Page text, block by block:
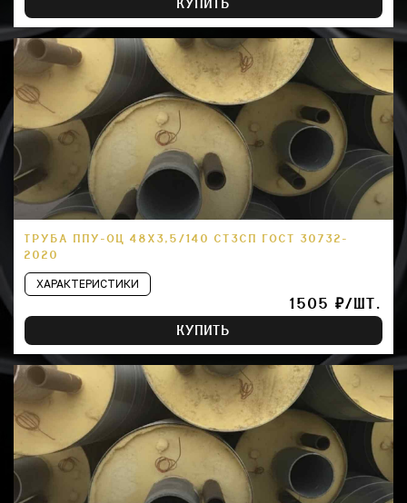
КУПИТЬ
ТРУБА ППУ-ОЦ 48Х3,5/140 СТ3СП ГОСТ 30732-
2020
ХАРАКТЕРИСТИКИ
1505 ₽/ШТ.
КУПИТЬ